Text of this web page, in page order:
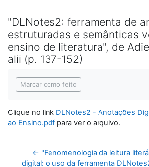
"DLNotes2: ferramenta de
estruturadas e semânticas
ensino de literatura", de
alii (p. 137-152)
Marcar como feito
Clique no link DLNotes2 - Anotações
ao Ensino.pdf para ver o arquivo.
← "Fenomenologia da leitura
digital: o uso da ferramenta